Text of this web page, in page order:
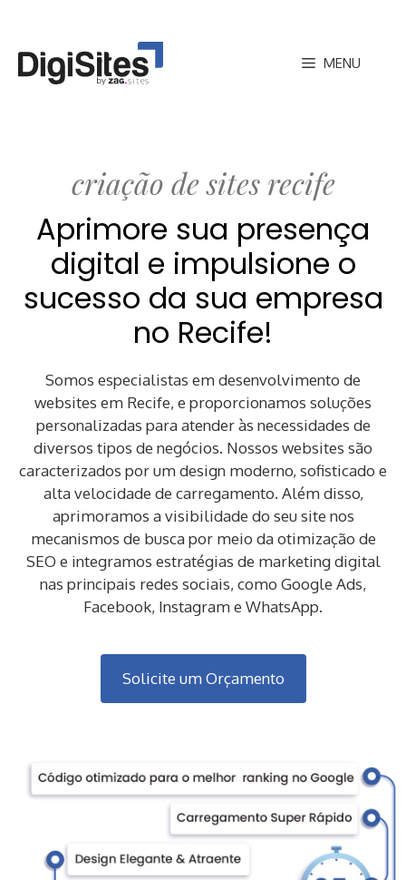
MENU
criação de sites recife
Aprimore sua presença
digital e impulsione o
sucesso da sua empresa
no Recife!
Somos especialistas em desenvolvimento de
websites em Recife, e proporcionamos soluções
personalizadas para atender às necessidades de
diversos tipos de negócios. Nossos websites são
caracterizados por um design moderno, sofisticado e
alta velocidade de carregamento. Além disso,
aprimoramos a visibilidade do seu site nos
mecanismos de busca por meio da otimização de
SEO e integramos estratégias de marketing digital
nas principais redes sociais, como Google Ads,
Facebook, Instagram e WhatsApp.
Solicite um Orçamento